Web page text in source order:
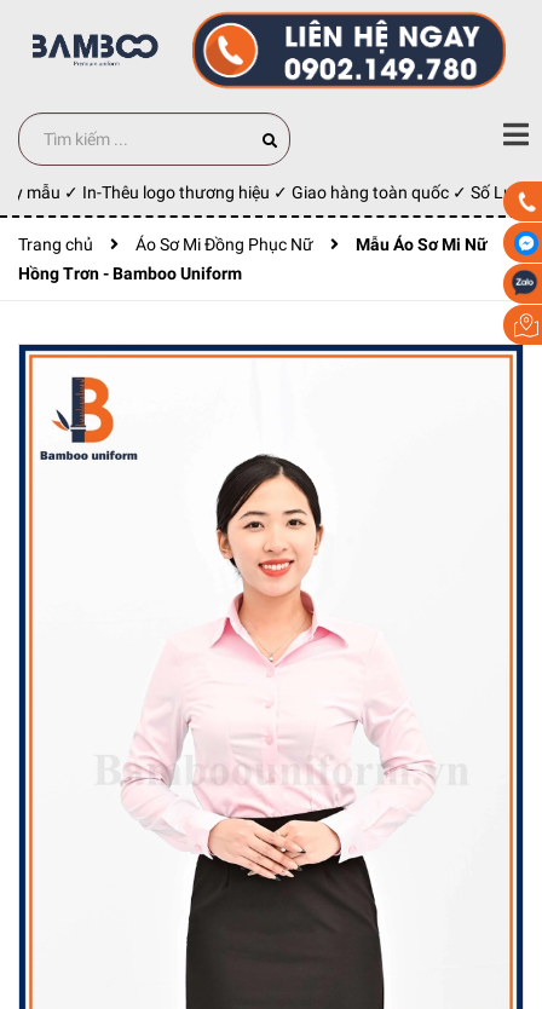
mẫu ✓ In-Thêu logo thương hiệu ✓ Giao hàng toàn quốc ✓ Số Lượng
Trang chủ Áo Sơ Mi Đồng Phục Nữ
Mẫu Áo Sơ Mi Nữ
Hồng Trơn - Bamboo Uniform